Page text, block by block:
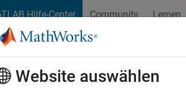
Hilfe-Center Community Lernen
und Tests
Website auswählen